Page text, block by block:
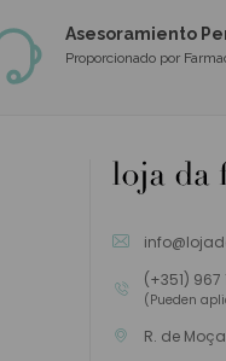
Asesoramiento
Proporcionado por
(+351) 967
(Pueden
R. de